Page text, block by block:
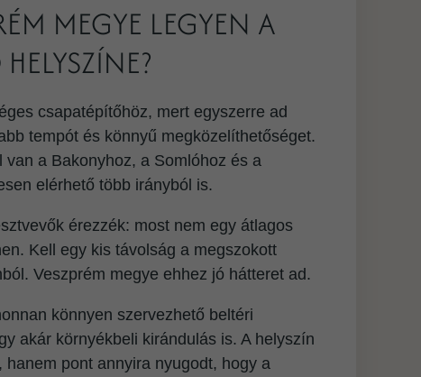
MEGYE LEGYEN A
csapatépítőhöz, mert egyszerre ad
tempót és könnyű megközelíthetőséget.
a Bakonyhoz, a Somlóhoz és a
elérhető több irányból is.
érezzék: most nem egy átlagos
Kell egy kis távolság a megszokott
Veszprém megye ehhez jó hátteret ad.
könnyen szervezhető beltéri
akár környékbeli kirándulás is. A helyszín
pont annyira nyugodt, hogy a